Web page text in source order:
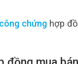
chứng hợp